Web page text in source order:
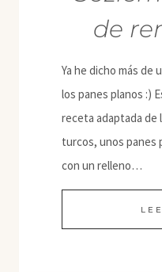
de
Ya he dicho más de
los panes planos :)
receta adaptada de
turcos, unos panes
con un relleno…